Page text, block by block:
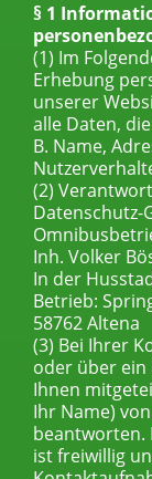
§ 1
(1) Im
Erhebung
unserer
alle Daten,
B. Name,
(2)
Datenschutz-
Inh. Volker
In der
Betrieb:
58762 Altena
(3) Bei Ihrer
oder über
Ihnen
Ihr Name)
beantworten.
ist freiwillig